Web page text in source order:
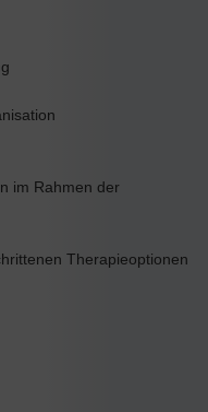
im Rahmen der
Therapieoptionen